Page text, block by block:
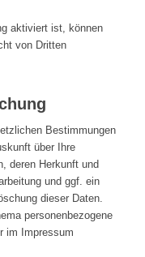
aktiviert ist, können
von Dritten
Bestimmungen
über Ihre
deren Herkunft und
und ggf. ein
dieser Daten.
personenbezogene
im Impressum